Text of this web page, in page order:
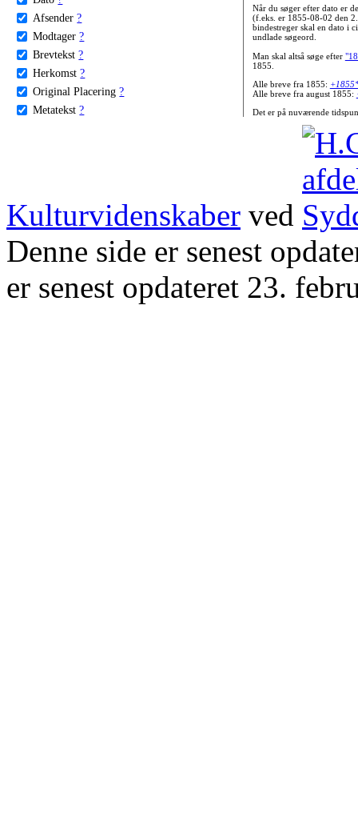
Afsender ?
Modtager ?
Brevtekst ?
Herkomst ?
Original Placering ?
Metatekst ?
Når du søger efter dato er
(f.eks. er 1855-08-02 den
bindestreger skal en dato i
undlade søgeord.
Man skal altså søge efter
1855.
Alle breve fra 1855:
Alle breve fra august 1855:
Det er på nuværende
Kulturvidenskaber ved
Denne side er senest
er senest opdateret 23.